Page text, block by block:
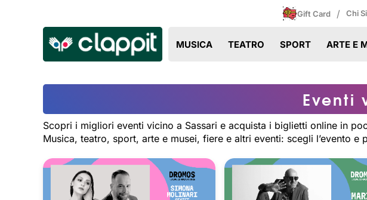
Gift Card / Chi
MUSICA TEATRO SPORT ARTE E
Eventi
Scopri i migliori eventi vicino a Sassari e acquista i biglietti online in
Musica, teatro, sport, arte e musei, fiere e altri eventi: scegli l’evento e